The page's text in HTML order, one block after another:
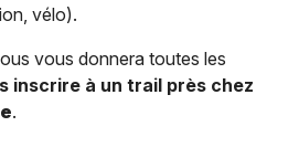
vélo).
vous donnera toutes les
inscrire à un trail près chez
.